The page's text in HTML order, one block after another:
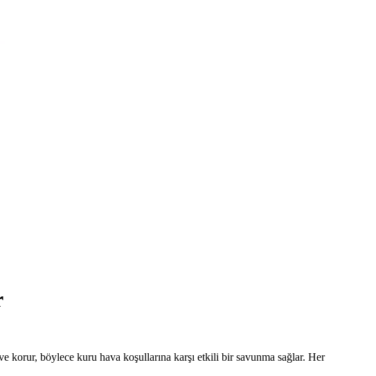
korur, böylece kuru hava koşullarına karşı etkili bir savunma sağlar. Her